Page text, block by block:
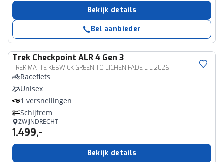
Bekijk details
Bel aanbieder
Trek Checkpoint ALR 4 Gen 3
TREK MATTE KESWICK GREEN TO LICHEN FADE L L 2026
Racefiets
Unisex
1 versnellingen
Schijfrem
ZWIJNDRECHT
1.499,-
Bekijk details